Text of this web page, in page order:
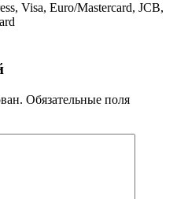
Visa, Euro/Mastercard, JCB,
Обязательные поля